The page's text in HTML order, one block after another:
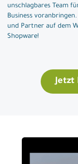
unschlagbares Team
Business
und Partner auf dem
Shopware!
Jetzt